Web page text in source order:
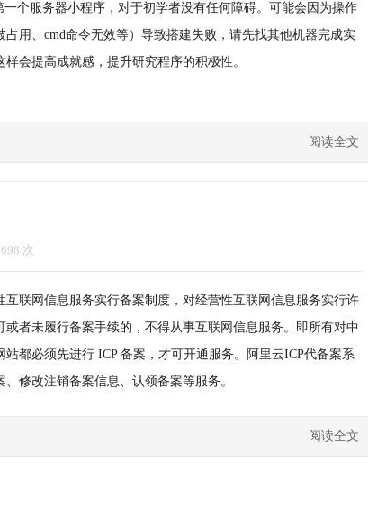
一个服务器小程序，对于初学者没有任何障碍。可能会因为操作
占用、cmd命令无效等）导致搭建失败，请先找其他机器完成实
会提高成就感，提升研究程序的积极性。
阅读全文
698 次
互联网信息服务实行备案制度，对经营性互联网信息服务实行许
或者未履行备案手续的，不得从事互联网信息服务。即所有对中
站都必须先进行 ICP 备案，才可开通服务。阿里云ICP代备案系
修改注销备案信息、认领备案等服务。
阅读全文